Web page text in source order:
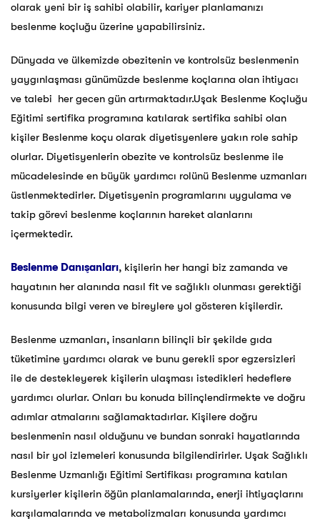
olarak yeni bir iş sahibi olabilir, kariyer planlamanızı
beslenme koçluğu üzerine yapabilirsiniz.
Dünyada ve ülkemizde obezitenin ve kontrolsüz beslenmenin
yaygınlaşması günümüzde beslenme koçlarına olan ihtiyacı
ve talebi her gecen gün artırmaktadır.Uşak Beslenme Koçluğu
Eğitimi sertifika programına katılarak sertifika sahibi olan
kişiler Beslenme koçu olarak diyetisyenlere yakın role sahip
olurlar. Diyetisyenlerin obezite ve kontrolsüz beslenme ile
mücadelesinde en büyük yardımcı rolünü Beslenme uzmanları
üstlenmektedirler. Diyetisyenin programlarını uygulama ve
takip görevi beslenme koçlarının hareket alanlarını
içermektedir.
Beslenme Danışanları, kişilerin her hangi biz zamanda ve
hayatının her alanında nasıl fit ve sağlıklı olunması gerektiği
konusunda bilgi veren ve bireylere yol gösteren kişilerdir.
Beslenme uzmanları, insanların bilinçli bir şekilde gıda
tüketimine yardımcı olarak ve bunu gerekli spor egzersizleri
ile de destekleyerek kişilerin ulaşması istedikleri hedeflere
yardımcı olurlar. Onları bu konuda bilinçlendirmekte ve doğru
adımlar atmalarını sağlamaktadırlar. Kişilere doğru
beslenmenin nasıl olduğunu ve bundan sonraki hayatlarında
nasıl bir yol izlemeleri konusunda bilgilendirirler. Uşak Sağlıklı
Beslenme Uzmanlığı Eğitimi Sertifikası programına katılan
kursiyerler kişilerin öğün planlamalarında, enerji ihtiyaçlarını
karşılamalarında ve metabolizmaları konusunda yardımcı